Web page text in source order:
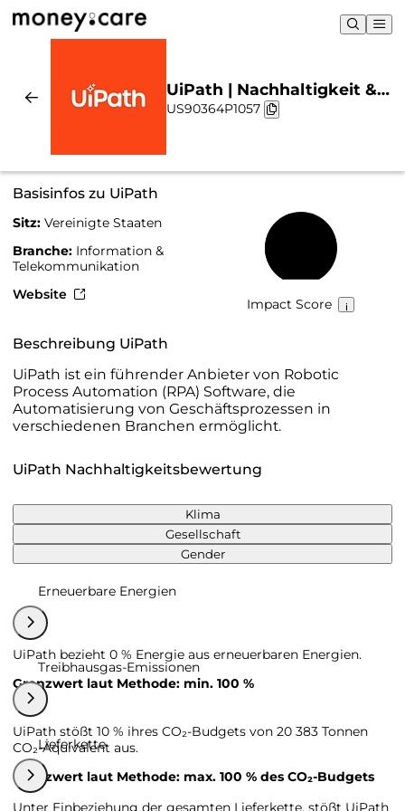
UiPath | Nachhaltigkeit &
Chart
US90364P1057
Basisinfos zu UiPath
Sitz: Vereinigte Staaten
Branche: Information &
Telekommunikation
Website
Impact Score
Beschreibung UiPath
UiPath ist ein führender Anbieter von Robotic
Process Automation (RPA) Software, die
Automatisierung von Geschäftsprozessen in
verschiedenen Branchen ermöglicht.
UiPath Nachhaltigkeitsbewertung
Klima
Gesellschaft
Gender
Erneuerbare Energien
UiPath bezieht 0 % Energie aus erneuerbaren Energien.
Grenzwert laut Methode: min. 100 %
Treibhausgas-Emissionen
UiPath stößt 10 % ihres CO₂-Budgets von 20 383 Tonnen
CO₂-Äquivalent aus.
Grenzwert laut Methode: max. 100 % des CO₂-Budgets
Lieferkette
Unter Einbeziehung der gesamten Lieferkette, stößt UiPath